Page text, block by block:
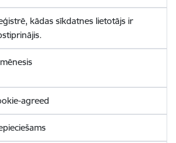
kādas sīkdatnes lietotājs ir
agreed